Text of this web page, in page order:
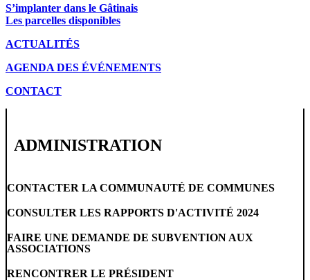
S’implanter dans le Gâtinais
Les parcelles disponibles
ACTUALITÉS
AGENDA DES ÉVÉNEMENTS
CONTACT
ADMINISTRATION
CONTACTER LA COMMUNAUTÉ DE COMMUNES
CONSULTER LES RAPPORTS D'ACTIVITÉ 2024
FAIRE UNE DEMANDE DE SUBVENTION AUX
ASSOCIATIONS
RENCONTRER LE PRÉSIDENT